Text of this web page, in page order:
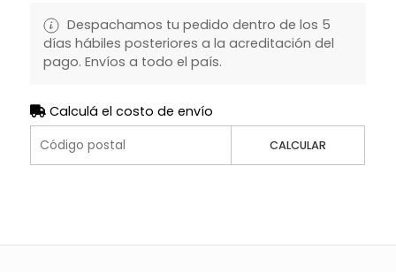
Despachamos tu pedido dentro de los 5
días hábiles posteriores a la acreditación del
pago. Envíos a todo el país.
Calculá el costo de envío
CALCULAR